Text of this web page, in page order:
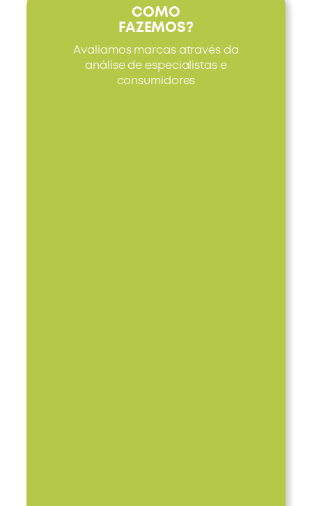
COMO
FAZEMOS?
Avaliamos marcas através da
análise de especialistas e
consumidores